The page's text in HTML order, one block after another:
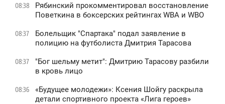
08:38
Рябинский прокомментировал восстановление
Поветкина в боксерских рейтингах WBA и WBO
08:37
Болельщик "Спартака" подал заявление в
полицию на футболиста Дмитрия Тарасова
08:37
"Бог шельму метит": Дмитрию Тарасову разбили
в кровь лицо
08:36
«Будущее молодежи»: Ксения Шойгу раскрыла
детали спортивного проекта «Лига героев»